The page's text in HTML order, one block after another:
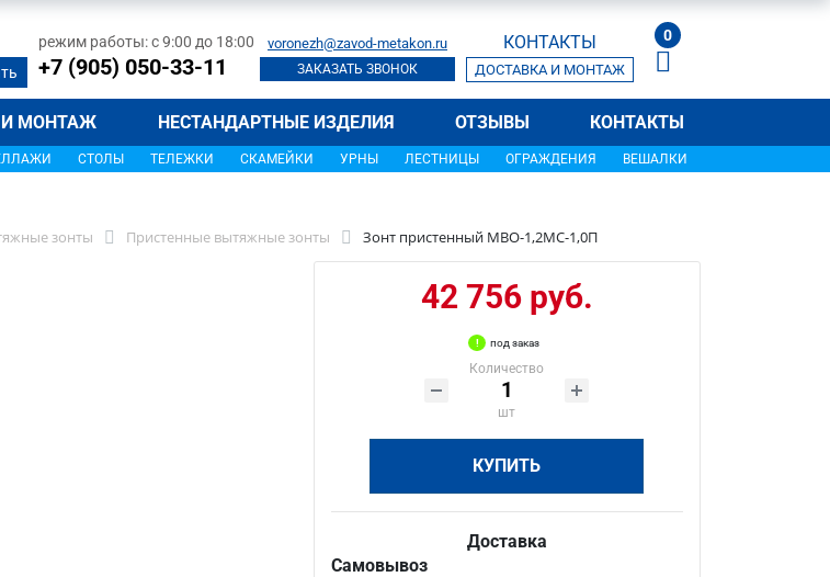
режим работы: с 9:00 до 18:00
+7 (905) 050-33-11
voronezh@zavod-metakon.ru
ЗАКАЗАТЬ ЗВОНОК
КОНТАКТЫ
ДОСТАВКА И МОНТАЖ
0
И МОНТАЖ НЕСТАНДАРТНЫЕ ИЗДЕЛИЯ ОТЗЫВЫ КОНТАКТЫ
СТОЛЫ ТЕЛЕЖКИ СКАМЕЙКИ УРНЫ ЛЕСТНИЦЫ ОГРАЖДЕНИЯ ВЕШАЛКИ
зонты Пристенные вытяжные зонты Зонт пристенный МВО-1,2МС-1,0П
42 756 руб.
под заказ
Количество
шт
КУПИТЬ
Доставка
Самовывоз